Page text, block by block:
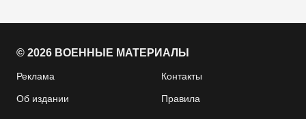
© 2026 ВОЕННЫЕ МАТЕРИАЛЫ
Реклама Контакты
Об издании Правила